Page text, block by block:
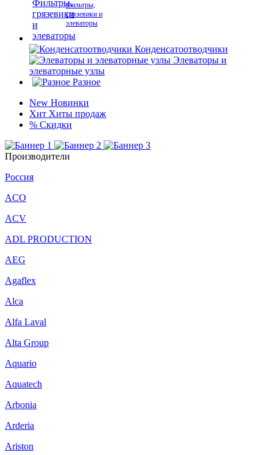
Фильтры,
грязевики и
элеваторы
Конденсатоотводчики
Элеваторы и
элеваторные узлы
Разное
New Новинки
Хит Хиты продаж
% Скидки
Производители
Россия
ACO
ACV
ADL PRODUCTION
AEG
Agaflex
Alca
Alfa Laval
Alta Group
Aquario
Aquatech
Arbonia
Arderia
Ariston